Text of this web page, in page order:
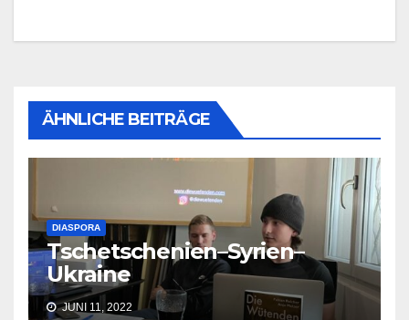
ÄHNLICHE BEITRÄGE
DIASPORA
Tschetschenien–Syrien–
Ukraine
JUNI 11, 2022